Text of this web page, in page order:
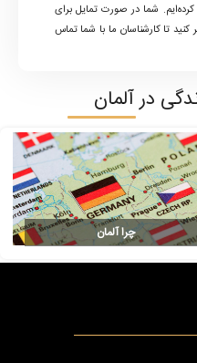
شما در صورت تمایل برای
کنید تا کارشناسان ما با شما تماس
در آلمان
چرا آلمان